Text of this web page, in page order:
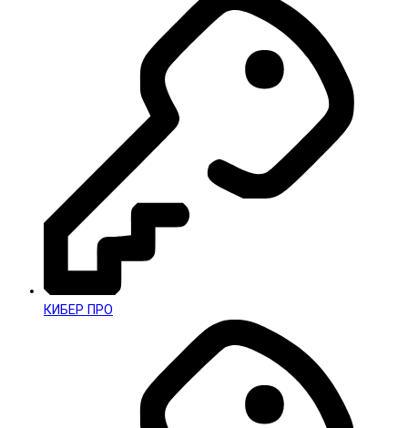
КИБЕР ПРО